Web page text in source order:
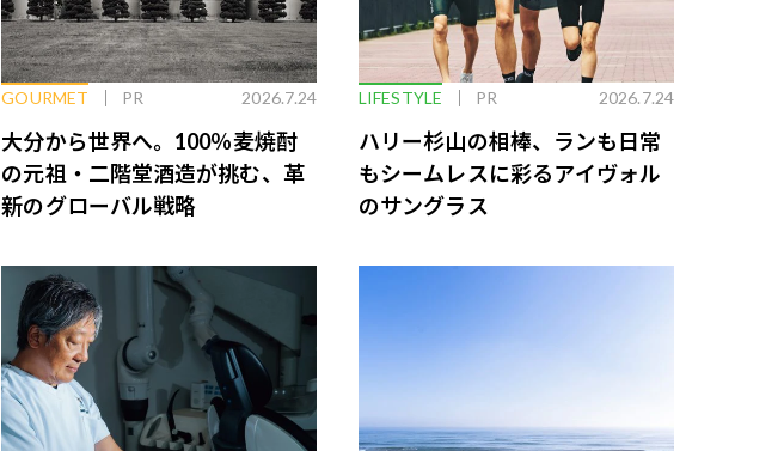
GOURMET PR 2026.7.24
大分から世界へ。100％麦焼酎
の元祖・二階堂酒造が挑む、革
新のグローバル戦略
LIFESTYLE PR 2026.7.24
ハリー杉山の相棒、ランも日常
もシームレスに彩るアイヴォル
のサングラス